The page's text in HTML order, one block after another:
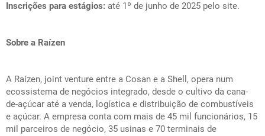
Inscrições para estágios: até 1º de junho de 2025 pelo site.
Sobre a Raízen
A Raízen, joint venture entre a Cosan e a Shell, opera num
ecossistema de negócios integrado, desde o cultivo da cana-
de-açúcar até a venda, logística e distribuição de combustíveis
e açúcar. A empresa conta com mais de 45 mil funcionários, 15
mil parceiros de negócio, 35 usinas e 70 terminais de